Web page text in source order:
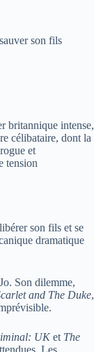
son fils
britannique intense,
célibataire, dont la
et
tension
son fils et se
dramatique
Son dilemme,
and The Duke,
UKet The